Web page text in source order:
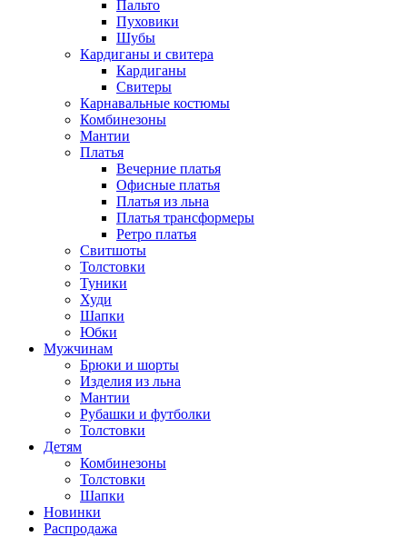
Пальто
Пуховики
Шубы
Кардиганы и свитера
Кардиганы
Свитеры
Карнавальные костюмы
Комбинезоны
Мантии
Платья
Вечерние платья
Офисные платья
Платья из льна
Платья трансформеры
Ретро платья
Свитшоты
Толстовки
Туники
Худи
Шапки
Юбки
Мужчинам
Брюки и шорты
Изделия из льна
Мантии
Рубашки и футболки
Толстовки
Детям
Комбинезоны
Толстовки
Шапки
Новинки
Распродажа